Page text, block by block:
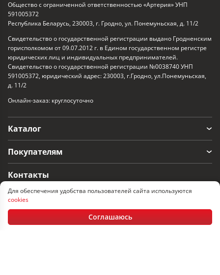
Для обеспечения удобства пользователей сайта используются
cookies
Соглашаюсь
Общество с ограниченной ответственностью «Артерия» УНП
591005372
Республика Беларусь, 230003, г. Гродно, ул. Понемуньская, д. 11/2
Свидетельство о государственной регистрации выдано Гродненским
горисполкомом от 09.07.2012 г. в Едином государственном регистре
юридических лиц и индивидуальных предпринимателей.
Свидетельство о государственной регистрации №0038740 УНП
591005372, юридический адрес: 230003, г.Гродно, ул.Понемуньская,
д. 11/2
Онлайн-заказ: круглосуточно
Каталог
Покупателям
Контакты
г. Гродно, ул. Понемуньская 11/2
Пн-Пт: 08:30 - 17.30, Сб-Вс: выходные
+375 152 60-33-17